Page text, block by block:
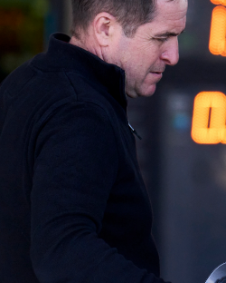
Neila Gallego
Actualizado:
Instituto Nacional de
mes de marzo al 9,8%
.
relación al mes anterior, el